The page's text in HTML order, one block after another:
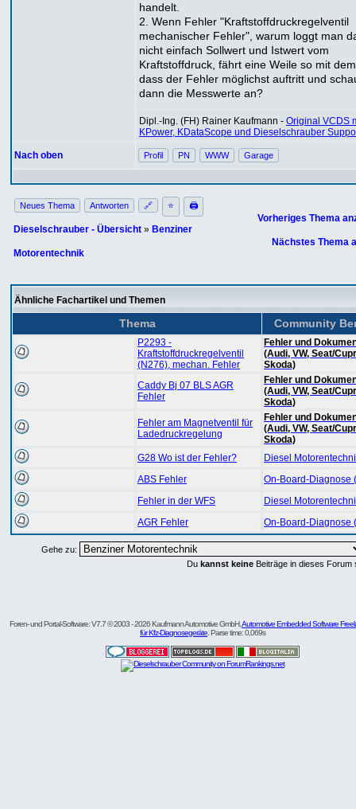
handelt.
2. Wenn Fehler "Kraftstoffdruckregelventil
mechanischer Fehler", warum loggt man
nicht einfach Sollwert und Istwert vom
Kraftstoffdruck, fährt eine Weile so mit
dass der Fehler möglichst auftritt und
dann die Messwerte an?
Dipl.-Ing. (FH) Rainer Kaufmann - Original VCDS
KPower, KDataScope und Dieselschrauber
Nach oben Profil PN WWW Garage
Neues Thema Antworten 🔗 ⭐ 🖨
Dieselschrauber - Übersicht » Benziner
Motorentechnik
Vorheriges Thema
Nächstes Thema
Ähnliche Fachartikel und Themen
Thema Community
P2293 -
Kraftstoffdruckregelventil
(N276), mechan. Fehler
Fehler und
(Audi, VW, Seat/
Skoda)
Caddy Bj 07 BLS AGR
Fehler
Fehler und
(Audi, VW, Seat/
Skoda)
Fehler am Magnetventil für
Ladedruckregelung
Fehler und
(Audi, VW, Seat/
Skoda)
G28 Wo ist der Fehler?
Diesel
ABS Fehler
On-Board-Diagnose
Fehler in der WFS
Diesel
AGR Fehler
On-Board-Diagnose
Gehe zu:
Du kannst keine Beiträge in dieses Forum
Foren- und Portal-Software: V7.7 © 2003 - 2026 Kaufmann Automotive GmbH,Automotive Embedded Software
für Kfz-Diagnosegeräte . Parse time: 0,069s